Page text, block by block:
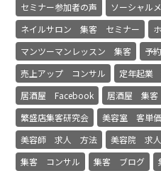
セミナー参加者の声
ソーシャル
ネイルサロン 集客 セミナー
マンツーマンレッスン 集客
予
売上アップ コンサル
定年起業
居酒屋 Facebook
居酒屋 集客
繁盛店集客研究会
美容室 客単
美容師 求人 方法
美容院 求人
集客 コンサル
集客 ブログ